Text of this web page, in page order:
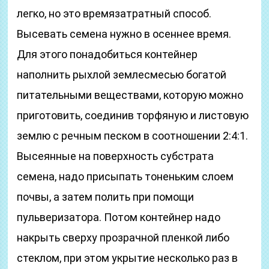
легко, но это времязатратный способ.
Высевать семена нужно в осеннее время.
Для этого понадобиться контейнер
наполнить рыхлой землесмесью богатой
питательными веществами, которую можно
приготовить, соединив торфяную и листовую
землю с речным песком в соотношении 2:4:1.
Высеянные на поверхность субстрата
семена, надо присыпать тоненьким слоем
почвы, а затем полить при помощи
пульверизатора. Потом контейнер надо
накрыть сверху прозрачной пленкой либо
стеклом, при этом укрытие несколько раз в